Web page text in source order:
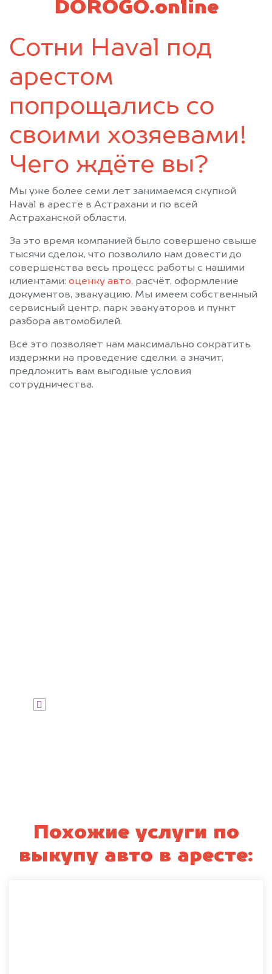
DOROGO.online
Сотни Haval под
арестом
попрощались со
своими хозяевами!
Чего ждёте вы?
Мы уже более семи лет занимаемся скупкой
Haval в аресте в Астрахани и по всей
Астраханской области.
За это время компанией было совершено свыше
тысячи сделок, что позволило нам довести до
совершенства весь процесс работы с нашими
клиентами: оценку авто, расчёт, оформление
документов, эвакуацию. Мы имеем собственный
сервисный центр, парк эвакуаторов и пункт
разбора автомобилей.
Всё это позволяет нам максимально сократить
издержки на проведение сделки, а значит,
предложить вам выгодные условия
сотрудничества.
Похожие услуги по
выкупу авто в аресте: